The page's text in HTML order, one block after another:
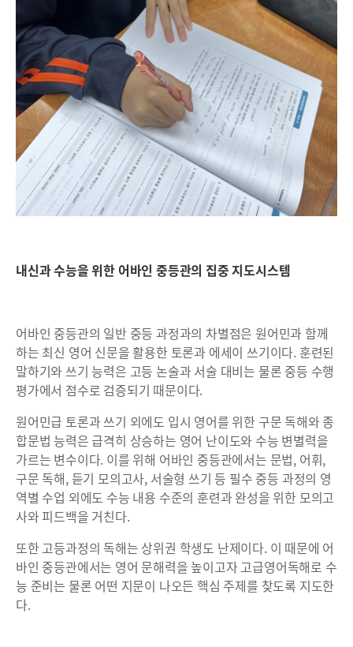
내신과 수능을 위한 어바인 중등관의 집중 지도시스템
어바인 중등관의 일반 중등 과정과의 차별점은 원어민과 함께
하는 최신 영어 신문을 활용한 토론과 에세이 쓰기이다. 훈련된
말하기와 쓰기 능력은 고등 논술과 서술 대비는 물론 중등 수행
평가에서 점수로 검증되기 때문이다.
원어민급 토론과 쓰기 외에도 입시 영어를 위한 구문 독해와 종
합문법 능력은 급격히 상승하는 영어 난이도와 수능 변별력을
가르는 변수이다. 이를 위해 어바인 중등관에서는 문법, 어휘,
구문 독해, 듣기 모의고사, 서술형 쓰기 등 필수 중등 과정의 영
역별 수업 외에도 수능 내용 수준의 훈련과 완성을 위한 모의고
사와 피드백을 거친다.
또한 고등과정의 독해는 상위권 학생도 난제이다. 이 때문에 어
바인 중등관에서는 영어 문해력을 높이고자 고급영어독해로 수
능 준비는 물론 어떤 지문이 나오든 핵심 주제를 찾도록 지도한
다.